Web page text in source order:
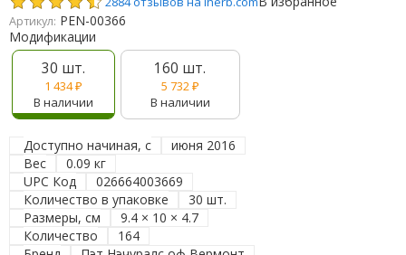
Артикул: PEN-00366
Модификации
30 шт.
1 434₽
В наличии
160 шт.
5 732 ₽
В наличии
Доступно начиная, с
июня 2016
Вес
0.09 кг
UPC Код
026664003669
Количество в упаковке
30 шт.
Размеры, см
9.4 × 10 × 4.7
Количество
164